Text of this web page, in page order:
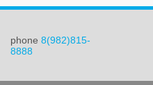
phone 8(982)815-
8888